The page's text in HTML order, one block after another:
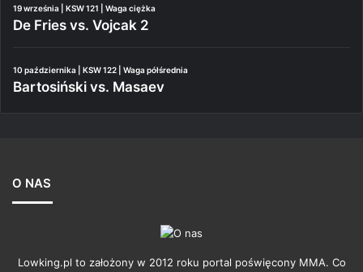
19 września | KSW 121 | Waga ciężka
De Fries vs. Vojcak 2
10 października | KSW 122 | Waga półśrednia
Bartosiński vs. Masaev
O NAS
Lowking.pl to założony w 2012 roku portal poświęcony MMA. Co